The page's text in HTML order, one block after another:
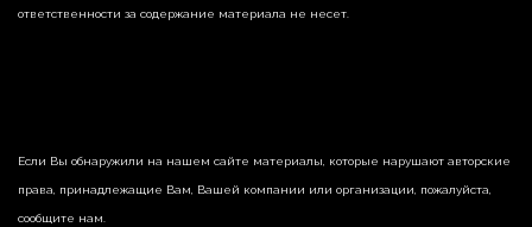
ответственности за содержание материала не несет.
Если Вы обнаружили на нашем сайте материалы, которые нарушают авторские
права, принадлежащие Вам, Вашей компании или организации, пожалуйста,
сообщите нам.